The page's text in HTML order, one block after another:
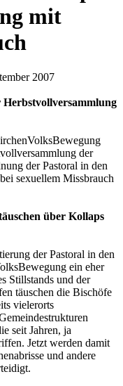
mit
2007
Herbstvollversammlung
der
der Pastoral in den
sexuellem Missbrauch
über Kollaps
der Pastoral in den
ein eher
Stillstands und der
täuschen die Bischöfe
vielerorts
seit Jahren, ja
Jetzt werden damit
und andere